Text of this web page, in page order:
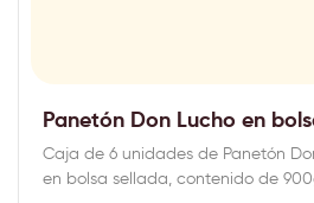
Panetón Don Lucho en
Caja de 6 unidades de Panetón
en bolsa sellada, contenido de